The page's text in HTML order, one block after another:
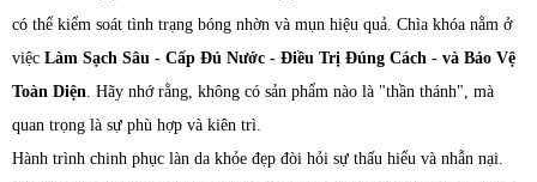
có thể kiểm soát tình trạng bóng nhờn và mụn hiệu quả. Chìa khóa nằm ở
việc Làm Sạch Sâu - Cấp Đủ Nước - Điều Trị Đúng Cách - và Bảo Vệ
Toàn Diện. Hãy nhớ rằng, không có sản phẩm nào là "thần thánh", mà
quan trọng là sự phù hợp và kiên trì.
Hành trình chinh phục làn da khỏe đẹp đòi hỏi sự thấu hiểu và nhẫn nại.